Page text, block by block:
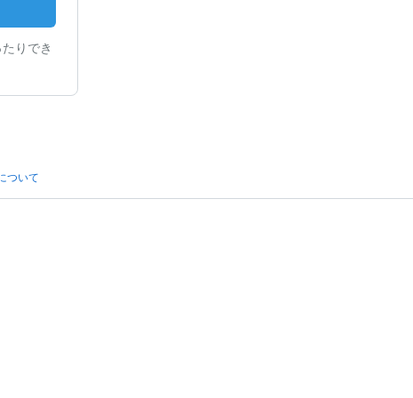
りでき
ついて